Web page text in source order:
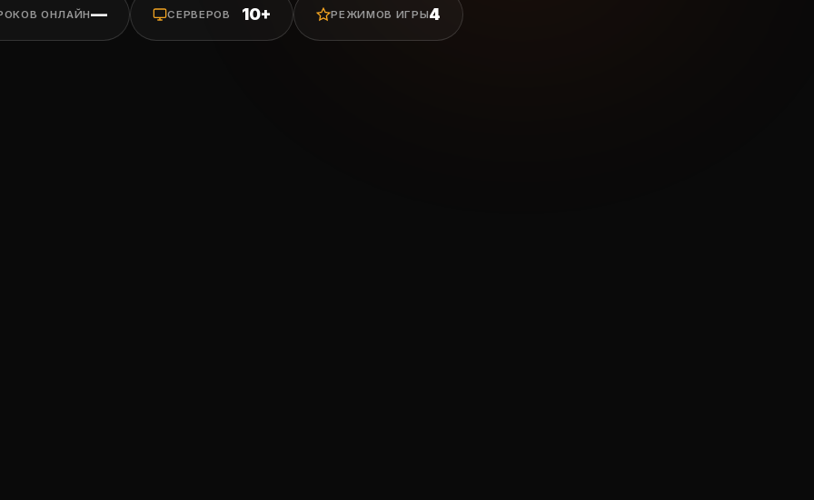
ОНЛАЙН— СЕРВЕРОВ 10+ РЕЖИМОВ ИГРЫ4